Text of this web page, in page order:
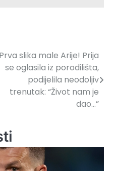
Prva slika male Arije! Prija
se oglasila iz porodilišta,
podijelila neodoljiv
trenutak: “Život nam je
dao…”